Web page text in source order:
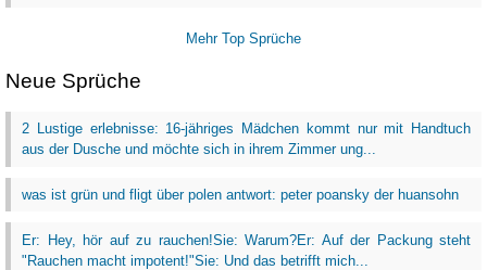
Mehr Top Sprüche
Neue Sprüche
2 Lustige erlebnisse: 16-jähriges Mädchen kommt nur mit Handtuch
aus der Dusche und möchte sich in ihrem Zimmer ung...
was ist grün und fligt über polen antwort: peter poansky der huansohn
Er: Hey, hör auf zu rauchen!Sie: Warum?Er: Auf der Packung steht
"Rauchen macht impotent!"Sie: Und das betrifft mich...